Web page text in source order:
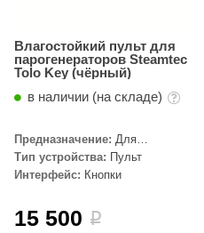
Влагостойкий пульт для
парогенераторов Steamtec
Tolo Key (чёрный)
в наличии (на складе)
Предназначение: Для
парогенератора
Тип устройства: Пульт
Интерфейс: Кнопки
15 500 i